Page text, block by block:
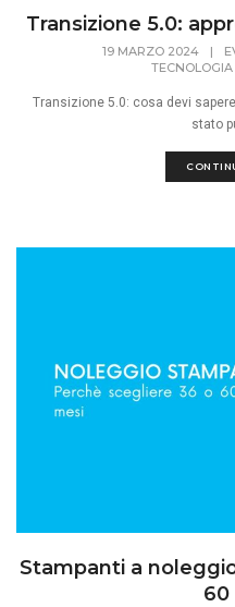
Transizione 5.0:
19 MARZO 2024 |
Transizione 5.0: cosa devi
stato
Stampanti a
60